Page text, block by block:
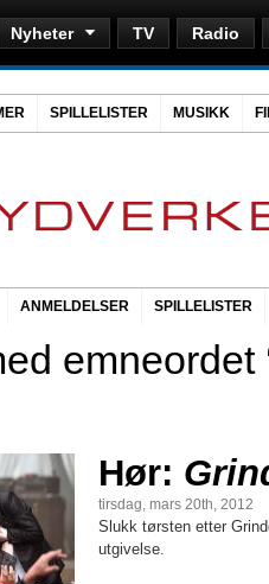
Nyheter TV Radio
SPILLELISTER MUSIKK
ANMELDELSER SPILLELISTER
emneordet
Hør:
tirsdag, mars 20th, 2012
Slukk tørsten etter
utgivelse.